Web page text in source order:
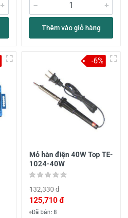
Thêm vào giỏ hàng
Mỏ hàn điện 40W Top TE-
1024-40W
132,330 đ
125,710 đ
Đã bán: 8
-6%